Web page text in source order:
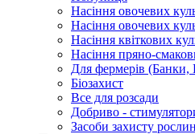
Насіння овочевих
Насіння овочевих
Насіння квіткових
Насіння пряно-
Для фермерів (Банки,
Біозахист
Все для розсади
Добриво -
Засоби захисту рослин